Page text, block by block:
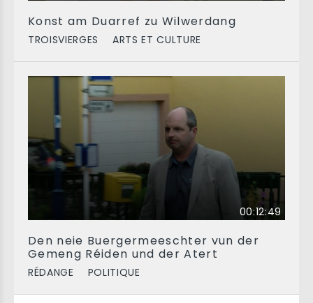
Konst am Duarref zu Wilwerdang
TROISVIERGES ARTS ET CULTURE
00:12:49
Den neie Buergermeeschter vun der
Gemeng Réiden und der Atert
RÉDANGE POLITIQUE